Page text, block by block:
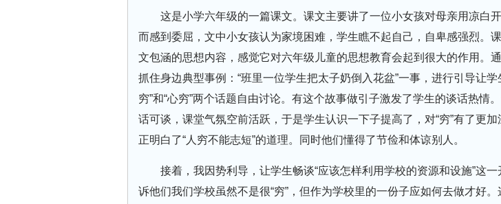
这是小学六年级的一篇课文。课文主要讲了一位小女孩对母亲用凉白
而感到委屈，文中小女孩认为家境困难，学生瞧不起自己，自卑感强烈。
文包涵的思想内容，感觉它对六年级儿童的思想教育会起到很大的作用。
抓住身边典型事例：“班里一位学生把太子奶倒入花盆”一事，进行引导让学
穷”和“心穷”两个话题自由讨论。有这个故事做引子激发了学生的谈话热情
话可谈，课堂气氛空前活跃，于是学生认识一下子提高了，对“穷”有了更
正明白了“人穷不能志短”的道理。同时他们懂得了节俭和体谅别人。
接着，我因势利导，让学生畅谈“应该怎样利用学校的资源和设施”这
诉他们我们学校虽然不是很“穷”，但作为学校里的一份子应如何去做才好